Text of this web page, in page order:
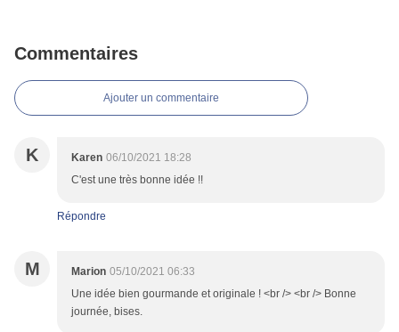
Commentaires
Ajouter un commentaire
K Karen 06/10/2021 18:28
C'est une très bonne idée !!
Répondre
M Marion 05/10/2021 06:33
Une idée bien gourmande et originale ! <br /> <br /> Bonne
journée, bises.